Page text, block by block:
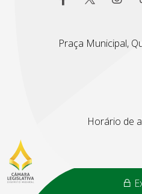
Praça Municipal,
Horário de